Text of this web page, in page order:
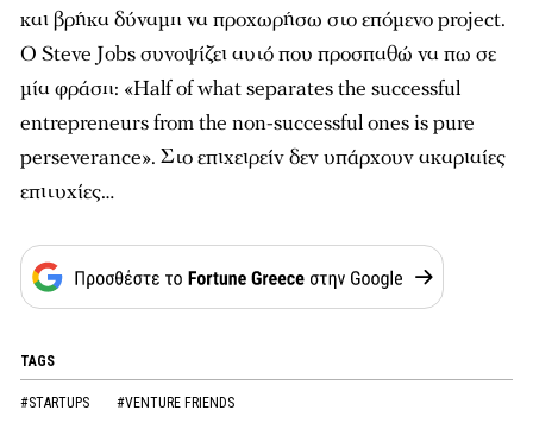
και βρήκα δύναμη να προχωρήσω στο επόμενο project.
Ο Steve Jobs συνοψίζει αυτό που προσπαθώ να πω σε
μία φράση: «Half of what separates the successful
entrepreneurs from the non-successful ones is pure
perseverance». Στο επιχειρείν δεν υπάρχουν ακαριαίες
επιτυχίες…
TAGS
#STARTUPS #VENTURE FRIENDS